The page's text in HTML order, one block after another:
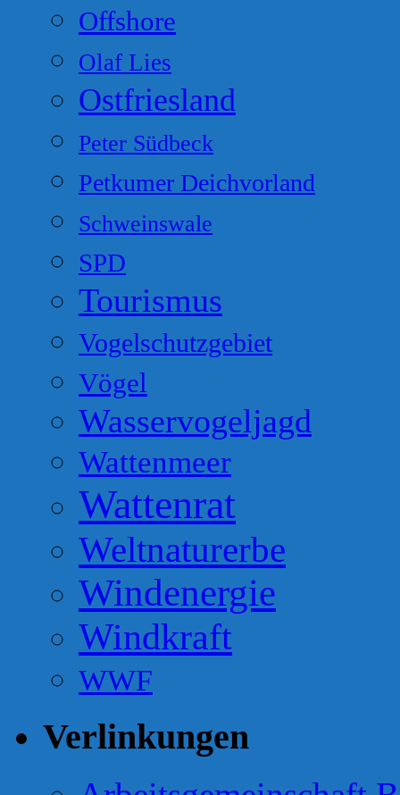
Offshore
Olaf Lies
Ostfriesland
Peter Südbeck
Petkumer Deichvorland
Schweinswale
SPD
Tourismus
Vogelschutzgebiet
Vögel
Wasservogeljagd
Wattenmeer
Wattenrat
Weltnaturerbe
Windenergie
Windkraft
WWF
Verlinkungen